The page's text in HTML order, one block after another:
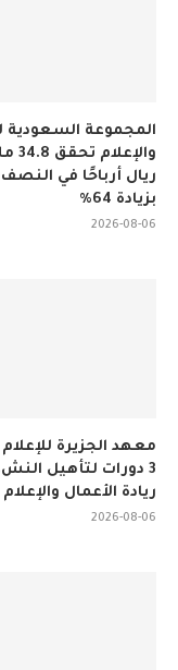
المجموعة السعودية
ريال أرباحًا في النصف
بزيادة 64%
2026-08-06
معهد الجزيرة
3 دورات لتأهيل
ريادة الأعمال والإعلام
2026-08-06